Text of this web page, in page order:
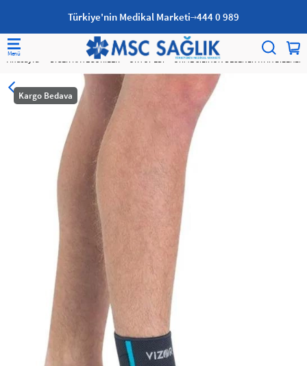
Türkiye'nin Medikal Marketi 444 0 989
Anasayfa DİĞER KATEGORİLER ORTOPEDİ ÖRME SİLİKON DESENLİ AYAK
Kargo Bedava